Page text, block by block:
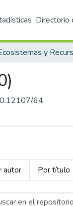
Directorio
64
autor Por título